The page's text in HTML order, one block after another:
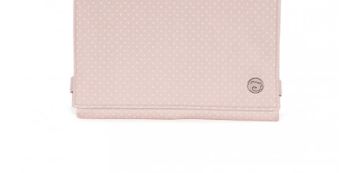
vista
de